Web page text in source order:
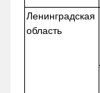
Ленинградская
область